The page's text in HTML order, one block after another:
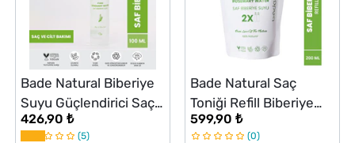
Bade Natural Biberiye
Suyu Güçlendirici Saç
Toniği 100 ml
426,90 ₺
5
Bade Natural Saç
Toniği Refill Biberiye
Suyu 200 ml
599,90 ₺
0